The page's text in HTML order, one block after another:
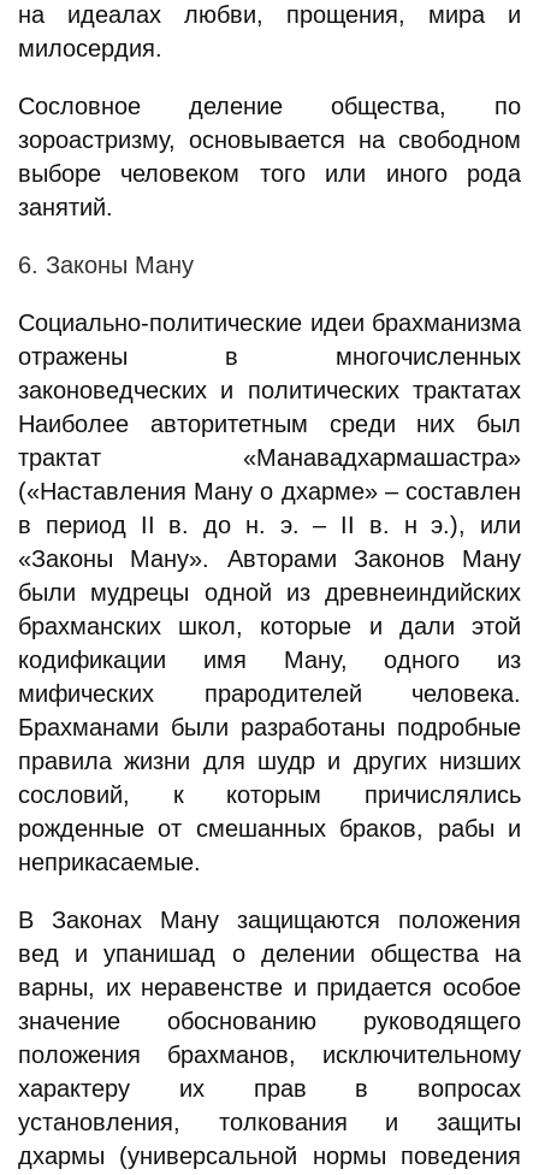
на идеалах любви, прощения, мира и
милосердия.
Сословное деление общества, по
зороастризму, основывается на свободном
выборе человеком того или иного рода
занятий.
6. Законы Ману
Социально-политические идеи брахманизма
отражены в многочисленных
законоведческих и политических трактатах
Наиболее авторитетным среди них был
трактат «Манавадхармашастра»
(«Наставления Ману о дхарме» – составлен
в период II в. до н. э. – II в. н э.), или
«Законы Ману». Авторами Законов Ману
были мудрецы одной из древнеиндийских
брахманских школ, которые и дали этой
кодификации имя Ману, одного из
мифических прародителей человека.
Брахманами были разработаны подробные
правила жизни для шудр и других низших
сословий, к которым причислялись
рожденные от смешанных браков, рабы и
неприкасаемые.
В Законах Ману защищаются положения
вед и упанишад о делении общества на
варны, их неравенстве и придается особое
значение обоснованию руководящего
положения брахманов, исключительному
характеру их прав в вопросах
установления, толкования и защиты
дхармы (универсальной нормы поведения